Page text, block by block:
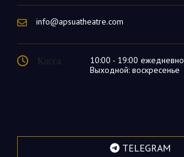
info@apsuatheatre.com
Касса
10:00 - 19:00 ежедневно
Выходной: воскресенье
TELEGRAM